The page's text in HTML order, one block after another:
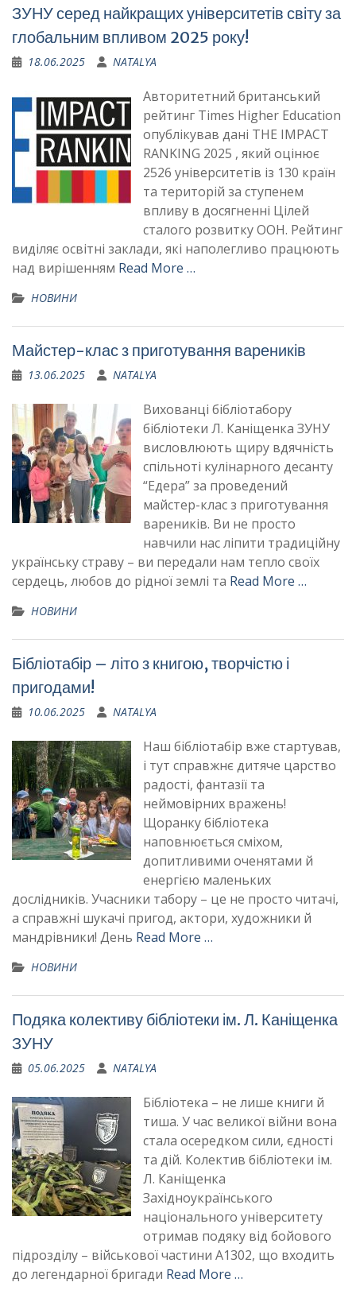
ЗУНУ серед найкращих університетів світу за
глобальним впливом 2025 року!
18.06.2025 NATALYA
Авторитетний британський
рейтинг Times Higher Education
опублікував дані THE IMPACT
RANKING 2025 , який оцінює
2526 університетів із 130 країн
та територій за ступенем
впливу в досягненні Цілей
сталого розвитку ООН. Рейтинг
виділяє освітні заклади, які наполегливо працюють
над вирішенням Read More …
НОВИНИ
Майстер-клас з приготування вареників
13.06.2025 NATALYA
Вихованці бібліотабору
бібліотеки Л. Каніщенка ЗУНУ
висловлюють щиру вдячність
спільноті кулінарного десанту
“Едера” за проведений
майстер-клас з приготування
вареників. Ви не просто
навчили нас ліпити традиційну
українську страву – ви передали нам тепло своїх
сердець, любов до рідної землі та Read More …
НОВИНИ
Бібліотабір – літо з книгою, творчістю і
пригодами!
10.06.2025 NATALYA
Наш бібліотабір вже стартував,
і тут справжнє дитяче царство
радості, фантазії та
неймовірних вражень!
Щоранку бібліотека
наповнюється сміхом,
допитливими оченятами й
енергією маленьких
дослідників. Учасники табору – це не просто читачі,
а справжні шукачі пригод, актори, художники й
мандрівники! День Read More …
НОВИНИ
Подяка колективу бібліотеки ім. Л. Каніщенка
ЗУНУ
05.06.2025 NATALYA
Бібліотека – не лише книги й
тиша. У час великої війни вона
стала осередком сили, єдності
та дій. Колектив бібліотеки ім.
Л. Каніщенка
Західноукраїнського
національного університету
отримав подяку від бойового
підрозділу – військової частини А1302, що входить
до легендарної бригади Read More …